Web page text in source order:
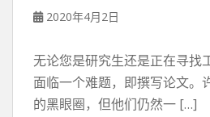
2020年4月2日
无论您是研究生还是正在寻找
面临一个难题，即撰写论文。
的黑眼圈，但他们仍然一 […]